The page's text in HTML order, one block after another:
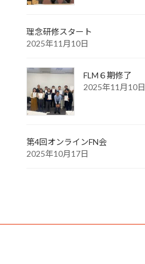
理念研修スタート
2025年11月10日
FLM６期修了
2025年11月10日
第4回オンラインFN会
2025年10月17日